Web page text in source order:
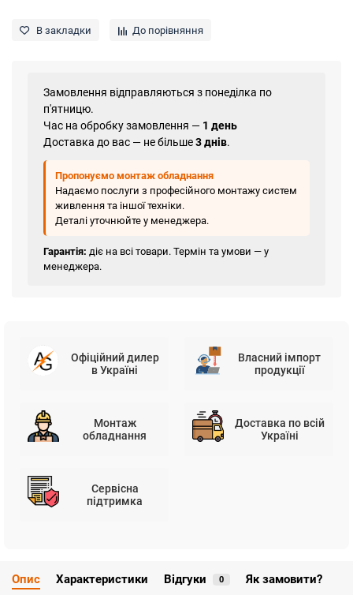
В закладки До порівняння
Замовлення відправляються з понеділка по
п'ятницю.
Час на обробку замовлення — 1 день
Доставка до вас — не більше3 днів.
Пропонуємо монтаж обладнання
Надаємо послуги з професійного монтажу систем
живлення та іншої техніки.
Деталі уточнюйте у менеджера.
Гарантія: діє на всі товари. Термін та умови — у
менеджера.
Офіційний дилер
в Україні
Власний імпорт
продукції
Монтаж
обладнання
Доставка по всій
Україні
Сервісна
підтримка
Опис Характеристики Відгуки 0 Як замовити?